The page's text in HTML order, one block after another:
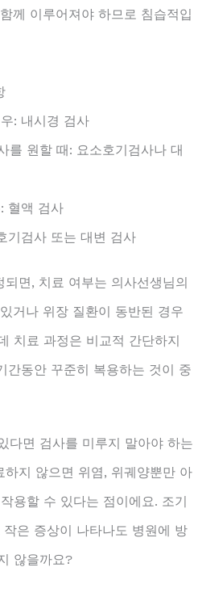
께 이루어져야 하므로 침습적입
: 내시경 검사
를 원할 때: 요소호기검사나 대
혈액 검사
기검사 또는 대변 검사
면, 치료 여부는 의사선생님의
거나 위장 질환이 동반된 경우
치료 과정은 비교적 간단하지
간동안 꾸준히 복용하는 것이 중
다면 검사를 미루지 말아야 하는
지 않으면 위염, 위궤양뿐만 아
용할 수 있다는 점이에요. 조기
은 증상이 나타나도 병원에 방
않을까요?